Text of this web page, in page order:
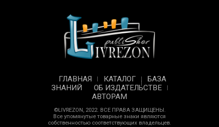
ГЛАВНАЯ КАТАЛОГ
БАЗА
ЗНАНИЙ
ОБ ИЗДАТЕЛЬСТВЕ
АВТОРАМ
©LIVREZON, 2022. ВСЕ ПРАВА ЗАЩИЩЕНЫ.
Все упомянутые товарные знаки являются
собственностью соответствующих владельцев.